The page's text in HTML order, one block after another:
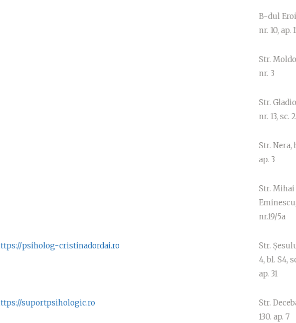
B-dul
nr. 10, ap.
Str.
nr. 3
Str.
nr. 13, sc.
Str. Nera,
ap. 3
Str. Mihai
nr.19/5a
psiholog-cristinadordai.ro
Str.
4, bl. S4,
ap. 31
suportpsihologic.ro
Str.
130. ap. 7